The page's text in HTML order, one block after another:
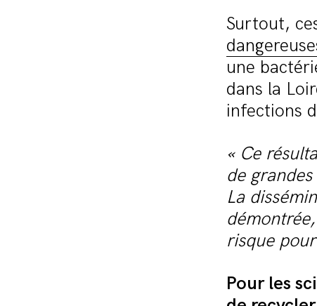
Surtout,
une
dans la
infections
« Ce
de
La
risque
Pour les